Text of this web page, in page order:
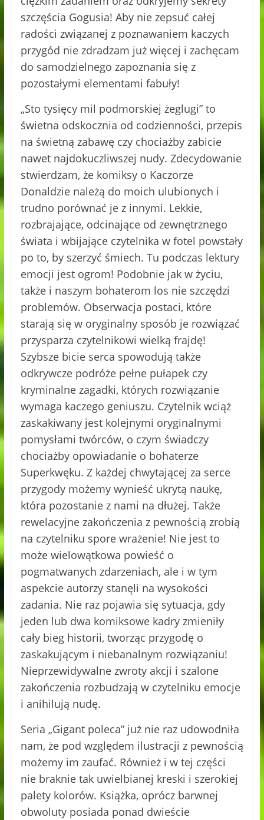
szczęścia Gogusia! Aby nie zepsuć całej
radości związanej z poznawaniem kaczych
przygód nie zdradzam już więcej i zachęcam
do samodzielnego zapoznania się z
pozostałymi elementami fabuły!
„Sto tysięcy mil podmorskiej żeglugi” to
świetna odskocznia od codzienności, przepis
na świetną zabawę czy chociażby zabicie
nawet najdokuczliwszej nudy. Zdecydowanie
stwierdzam, że komiksy o Kaczorze
Donaldzie należą do moich ulubionych i
trudno porównać je z innymi. Lekkie,
rozbrajające, odcinające od zewnętrznego
świata i wbijające czytelnika w fotel powstały
po to, by szerzyć śmiech. Tu podczas lektury
emocji jest ogrom! Podobnie jak w życiu,
także i naszym bohaterom los nie szczędzi
problemów. Obserwacja postaci, które
starają się w oryginalny sposób je rozwiązać
przysparza czytelnikowi wielką frajdę!
Szybsze bicie serca spowodują także
odkrywcze podróże pełne pułapek czy
kryminalne zagadki, których rozwiązanie
wymaga kaczego geniuszu. Czytelnik wciąż
zaskakiwany jest kolejnymi oryginalnymi
pomysłami twórców, o czym świadczy
chociażby opowiadanie o bohaterze
Superkwęku. Z każdej chwytającej za serce
przygody możemy wynieść ukrytą naukę,
która pozostanie z nami na dłużej. Także
rewelacyjne zakończenia z pewnością zrobią
na czytelniku spore wrażenie! Nie jest to
może wielowątkowa powieść o
pogmatwanych zdarzeniach, ale i w tym
aspekcie autorzy stanęli na wysokości
zadania. Nie raz pojawia się sytuacja, gdy
jeden lub dwa komiksowe kadry zmieniły
cały bieg historii, tworząc przygodę o
zaskakującym i niebanalnym rozwiązaniu!
Nieprzewidywalne zwroty akcji i szalone
zakończenia rozbudzają w czytelniku emocje
i anihilują nudę.
Seria „Gigant poleca” już nie raz udowodniła
nam, że pod względem ilustracji z pewnością
możemy im zaufać. Również i w tej części
nie braknie tak uwielbianej kreski i szerokiej
palety kolorów. Książka, oprócz barwnej
obwoluty posiada ponad dwieście